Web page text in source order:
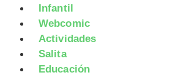
Infantil
Webcomic
Actividades
Salita
Educación